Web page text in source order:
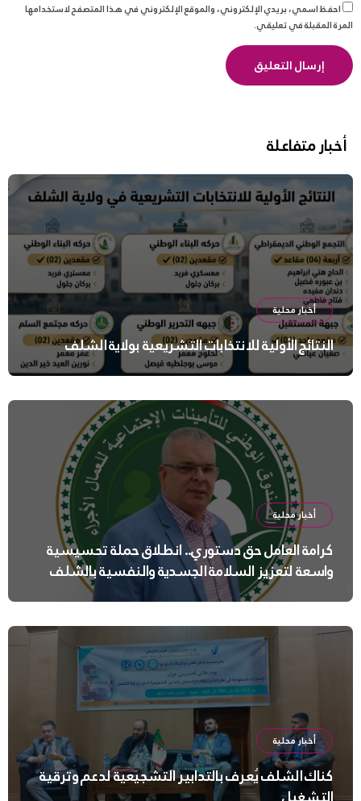
احفظ اسمي، بريدي الإلكتروني، والموقع الإلكتروني في هذا المتصفح لاستخدامها
المرة المقبلة في تعليقي.
أخبار متفاعلة
أخبار محلية
النتائج الأولية للانتخابات التشريعية بولاية الشلف
أخبار محلية
كرامة العامل حق دستوري.. انطلاق حملة تحسيسية
واسعة لتعزيز السلامة الجسدية والنفسية بالشلف
أخبار محلية
كناك الشلف يُعرف بالتدابير التشجيعية لدعم وترقية